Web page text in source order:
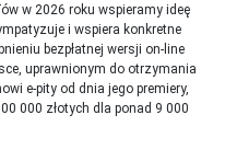
w 2026 roku wspieramy ideę
i wspiera konkretne
bezpłatnej wersji on-line
uprawnionym do otrzymania
e-pity od dnia jego premiery,
000 złotych dla ponad 9 000